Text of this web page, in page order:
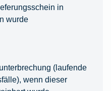
in
wurde
(laufende
wenn dieser